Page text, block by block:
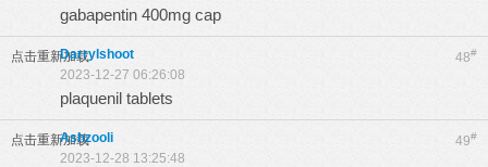
gabapentin 400mg cap
点击重新加载 48#
Darrylshoot
2023-12-27 06:26:08
plaquenil tablets
点击重新加载 49#
Ashzooli
2023-12-28 13:25:48